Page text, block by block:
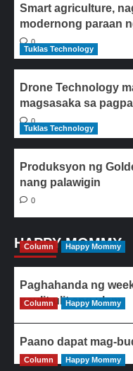
Smart agriculture,
modernong paraan
0
Tuklas Technology
Drone Technology
magsasaka sa
0
Tuklas Technology
Produksyon ng
nang palawigin
0
HAPPY MOMMY
Column Happy Mommy
Paghahanda ng
paulit-ulit ang ulam
Column Happy Mommy
Paano dapat mag-
Column Happy Mommy